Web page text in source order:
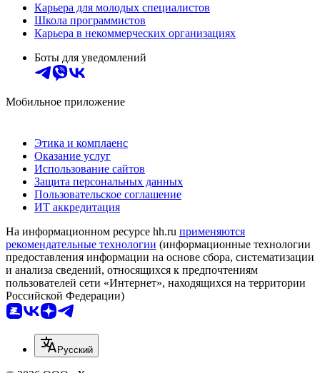
Карьера для молодых специалистов
Школа программистов
Карьера в некоммерческих организациях
Боты для уведомлений
Мобильное приложение
Этика и комплаенс
Оказание услуг
Использование сайтов
Защита персональных данных
Пользовательское соглашение
ИТ аккредитация
На информационном ресурсе hh.ru применяются
рекомендательные технологии (информационные технологии
предоставления информации на основе сбора, систематизации
и анализа сведений, относящихся к предпочтениям
пользователей сети «Интернет», находящихся на территории
Российской Федерации)
Русский